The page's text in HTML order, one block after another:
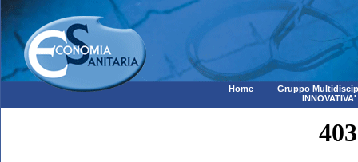
Home
Gruppo
INNOVATIVA'